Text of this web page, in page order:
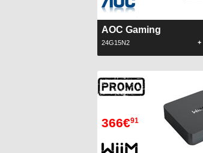
AOC Gaming
24G15N2 +
366€91